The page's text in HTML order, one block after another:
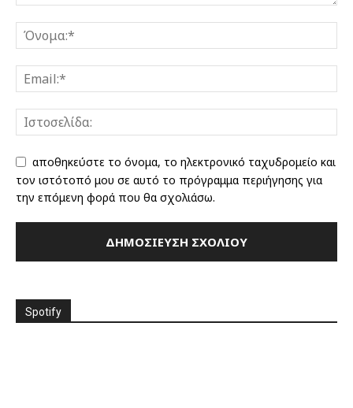
αποθηκεύστε το όνομα, το ηλεκτρονικό ταχυδρομείο και
τον ιστότοπό μου σε αυτό το πρόγραμμα περιήγησης για
την επόμενη φορά που θα σχολιάσω.
Spotify